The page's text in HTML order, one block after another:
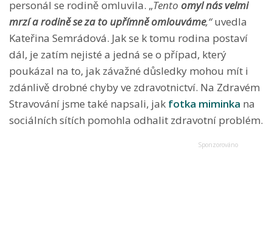
personál se rodině omluvila. „Tento omyl nás velmi
mrzí a rodině se za to upřímně omlouváme,“uvedla
Kateřina Semrádová. Jak se k tomu rodina postaví
dál, je zatím nejisté a jedná se o případ, který
poukázal na to, jak závažné důsledky mohou mít i
zdánlivě drobné chyby ve zdravotnictví. Na Zdravém
Stravování jsme také napsali, jak fotka miminka na
sociálních sítích pomohla odhalit zdravotní problém.